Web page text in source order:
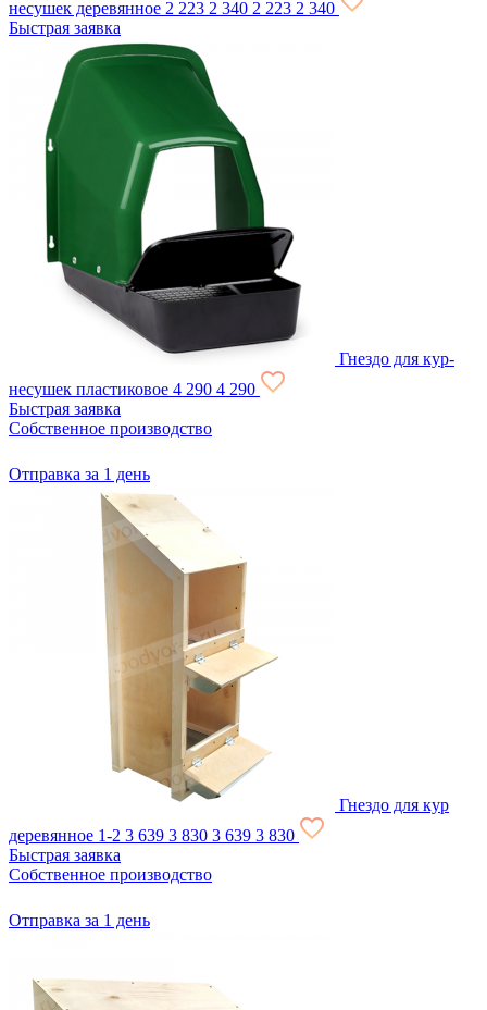
несушек деревянное 2 223 2 340 2 223 2 340
Быстрая заявка
Гнездо для кур-
несушек пластиковое 4 290 4 290
Быстрая заявка
Собственное производство
Отправка за 1 день
Гнездо для кур
деревянное 1-2 3 639 3 830 3 639 3 830
Быстрая заявка
Собственное производство
Отправка за 1 день